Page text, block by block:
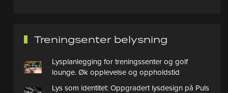
Treningsenter belysning
Lysplanlegging for treningssenter og golf
lounge. Øk opplevelse og oppholdstid
Lys som identitet: Oppgradert lysdesign på Puls